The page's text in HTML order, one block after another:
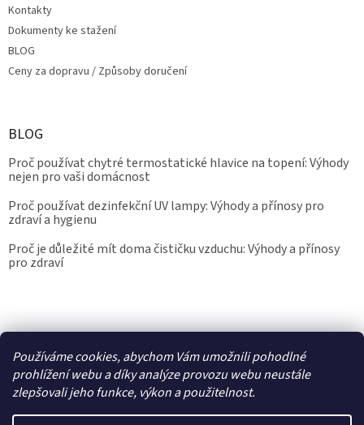
Používáme cookies, abychom Vám umožnili pohodlné
prohlížení webu a díky analýze provozu webu neustále
zlepšovali jeho funkce, výkon a použitelnost.
Kontakty
Dokumenty ke stažení
BLOG
Ceny za dopravu / Způsoby doručení
BLOG
Proč používat chytré termostatické hlavice na topení: Výhody
nejen pro vaši domácnost
Proč používat dezinfekční UV lampy: Výhody a přínosy pro
zdraví a hygienu
Proč je důležité mít doma čističku vzduchu: Výhody a přínosy
pro zdraví
Vytvořil Shoptet